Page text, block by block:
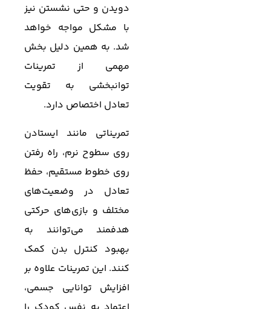
دویدن و حتی نشستن نیز
با مشکل مواجه خواهد
شد. به همین دلیل بخش
مهمی از تمرینات
توانبخشی به تقویت
تعادل اختصاص دارد.
تمریناتی مانند ایستادن
روی سطوح نرم، راه رفتن
روی خطوط مستقیم، حفظ
تعادل در وضعیت‌های
مختلف و بازی‌های حرکتی
هدفمند می‌توانند به
بهبود کنترل بدن کمک
کنند. این تمرینات علاوه بر
افزایش توانایی جسمی،